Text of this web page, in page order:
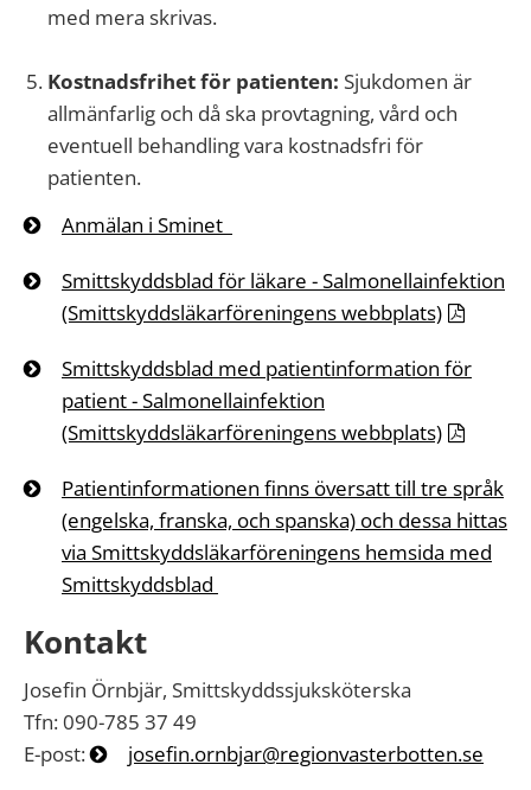
med mera skrivas.
Kostnadsfrihet för patienten: Sjukdomen är
allmänfarlig och då ska provtagning, vård och
eventuell behandling vara kostnadsfri för
patienten.
Anmälan i Sminet
Smittskyddsblad för läkare - Salmonellainfektion
(Smittskyddsläkarföreningens webbplats)
Smittskyddsblad med patientinformation för
patient- Salmonellainfektion
(Smittskyddsläkarföreningens webbplats)
Patientinformationen finns översatt till tre språk
(engelska, franska, och spanska) och dessa hittas
via Smittskyddsläkarföreningens hemsida med
Smittskyddsblad
Kontakt
Josefin Örnbjär, Smittskyddssjuksköterska
Tfn: 090-785 37 49
E-post:
josefin.ornbjar@regionvasterbotten.se